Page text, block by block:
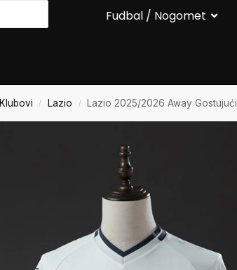
Fudbal / Nogomet
Klubovi / Lazio / Lazio 2025/2026 Away Gostujući